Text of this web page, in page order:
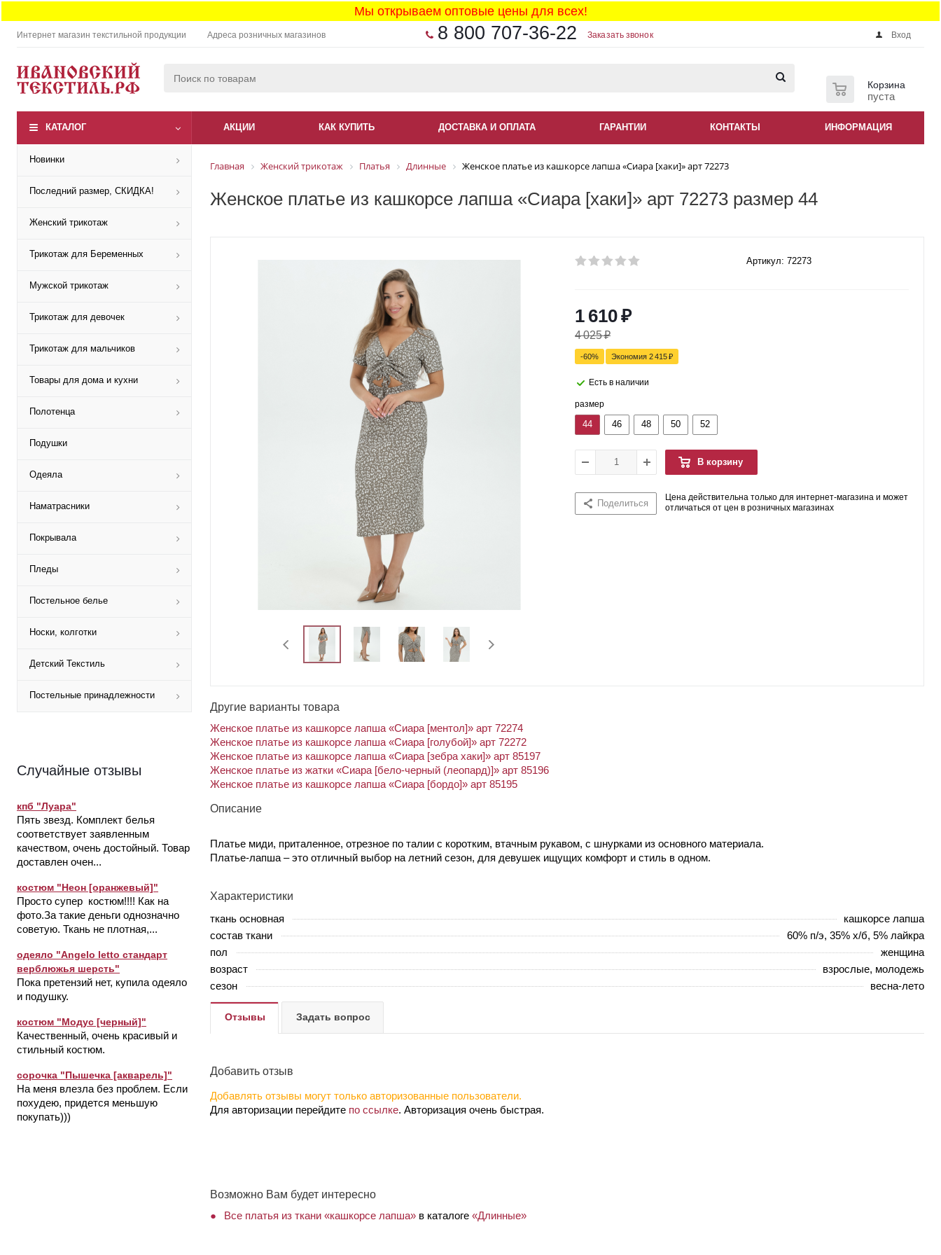
Мы открываем оптовые цены для всех!
Интернет магазин текстильной продукции Адреса розничных магазинов 8 800 707-36-22 Заказать звонок Вход
Корзина
пуста
КАТАЛОГ АКЦИИ КАК КУПИТЬ ДОСТАВКА И ОПЛАТА ГАРАНТИИ КОНТАКТЫ ИНФОРМАЦИЯ
Новинки
Последний размер, СКИДКА!
Женский трикотаж
Трикотаж для Беременных
Мужской трикотаж
Трикотаж для девочек
Трикотаж для мальчиков
Товары для дома и кухни
Полотенца
Подушки
Одеяла
Наматрасники
Покрывала
Пледы
Постельное белье
Носки, колготки
Детский Текстиль
Постельные принадлежности
Случайные отзывы
кпб "Луара"
Пять звезд. Комплект белья
соответствует заявленным
качеством, очень достойный. Товар
доставлен очен...
костюм "Неон [оранжевый]"
Просто супер костюм!!!! Как на
фото.За такие деньги однозначно
советую. Ткань не плотная,...
одеяло "Angelo letto стандарт
верблюжья шерсть"
Пока претензий нет, купила одеяло
и подушку.
костюм "Модус [черный]"
Качественный, очень красивый и
стильный костюм.
сорочка "Пышечка [акварель]"
На меня влезла без проблем. Если
похудею, придется меньшую
покупать)))
Главная Женский трикотаж Платья Длинные Женское платье из кашкорсе лапша «Сиара [хаки]» арт 72273
Женское платье из кашкорсе лапша «Сиара [хаки]» арт 72273 размер 44
Артикул: 72273
1 610₽
4 025₽
-60% Экономия 2 415₽
Есть в наличии
размер
44 46 48 50 52
В корзину
Поделиться
Цена действительна только для интернет-магазина и может
отличаться от цен в розничных магазинах
Другие варианты товара
Женское платье из кашкорсе лапша «Сиара [ментол]» арт 72274
Женское платье из кашкорсе лапша «Сиара [голубой]» арт 72272
Женское платье из кашкорсе лапша «Сиара [зебра хаки]» арт 85197
Женское платье из жатки «Сиара [бело-черный (леопард)]» арт 85196
Женское платье из кашкорсе лапша «Сиара [бордо]» арт 85195
Описание
Платье миди, приталенное, отрезное по талии с коротким, втачным рукавом, с шнурками из основного материала.
Платье-лапша – это отличный выбор на летний сезон, для девушек ищущих комфорт и стиль в одном.
Характеристики
ткань основная
кашкорсе лапша
состав ткани
60% п/э, 35% х/б, 5% лайкра
пол
женщина
возраст
взрослые, молодежь
сезон
весна-лето
Отзывы Задать вопрос
Добавить отзыв
Добавлять отзывы могут только авторизованные пользователи.
Для авторизации перейдите по ссылке. Авторизация очень быстрая.
Возможно Вам будет интересно
Все платья из ткани «кашкорсе лапша» в каталоге «Длинные»